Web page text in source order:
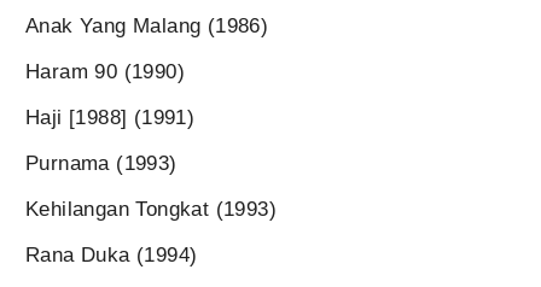
Anak Yang Malang (1986)
Haram 90 (1990)
Haji [1988] (1991)
Purnama (1993)
Kehilangan Tongkat (1993)
Rana Duka (1994)